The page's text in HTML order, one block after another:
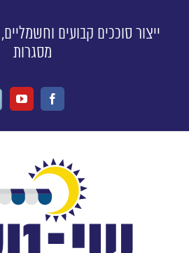
ייצור סוככים קבועים
מסגרות